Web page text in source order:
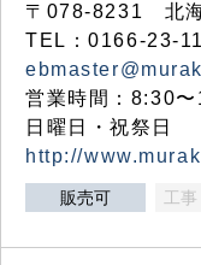
〒078-8231 北
TEL：0166-23-
営業時間：8:30〜
日曜日・祝祭日
http://
販売可 工